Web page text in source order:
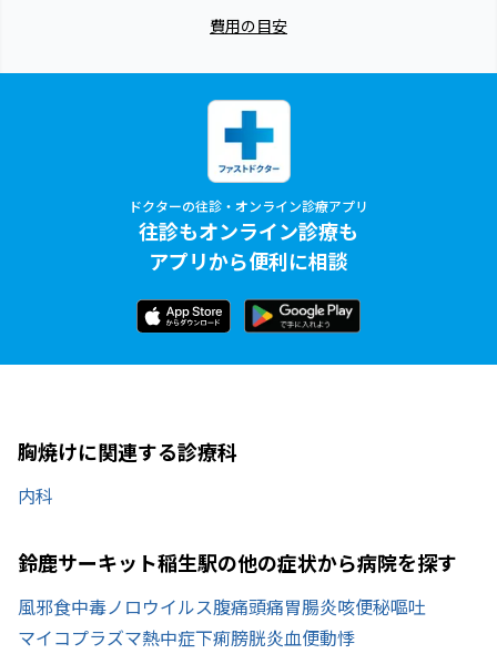
費用の目安
ドクターの往診・オンライン診療アプリ
往診もオンライン診療も
アプリから便利に相談
胸焼けに関連する診療科
内科
鈴鹿サーキット稲生駅の他の症状から病院を探す
風邪食中毒ノロウイルス腹痛頭痛胃腸炎咳便秘嘔吐
マイコプラズマ熱中症下痢膀胱炎血便動悸